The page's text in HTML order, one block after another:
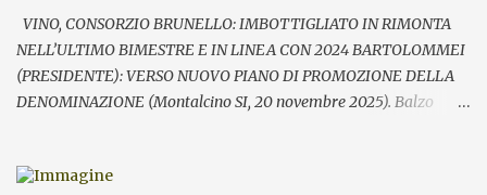
presenze ...
VINO, CONSORZIO BRUNELLO: IMBOTTIGLIATO IN RIMONTA
NELL’ULTIMO BIMESTRE E IN LINEA CON 2024 BARTOLOMMEI
(PRESIDENTE): VERSO NUOVO PIANO DI PROMOZIONE DELLA
DENOMINAZIONE (Montalcino SI, 20 novembre 2025). Balzo
precedente (-0,9%). Fondamentale – rileva il Consorzio del vino